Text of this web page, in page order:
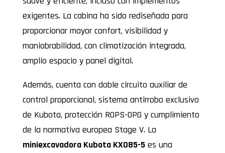
exigentes. La cabina ha sido rediseñada para
proporcionar mayor confort, visibilidad y
maniobrabilidad, con climatización integrada,
amplio espacio y panel digital.
Además, cuenta con doble circuito auxiliar de
control proporcional, sistema antirrobo exclusivo
de Kubota, protección ROPS-OPG y cumplimiento
de la normativa europea Stage V. La
miniexcavadora Kubota KX085-5es una